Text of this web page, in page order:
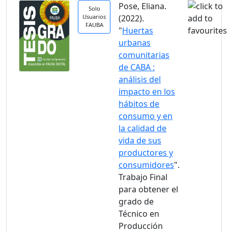
Solo
Usuarios
FAUBA
Pose, Eliana.
(2022).
"Huertas
urbanas
comunitarias
de CABA :
análisis del
impacto en los
hábitos de
consumo y en
la calidad de
vida de sus
productores y
consumidores".
Trabajo Final
para obtener el
grado de
Técnico en
Producción